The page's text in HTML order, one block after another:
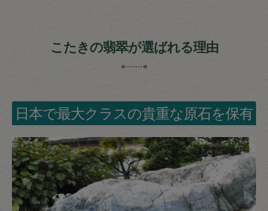
こたきの翡翠が選ばれる理由
日本で最大クラスの貴重な原石を保有